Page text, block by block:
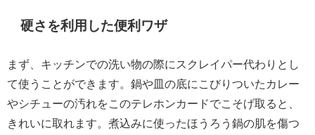
硬さを利用した便利ワザ
まず、キッチンでの洗い物の際にスクレイパー代わりとし
て使うことができます。鍋や皿の底にこびりついたカレー
やシチューの汚れをこのテレホンカードでこそげ取ると、
きれいに取れます。煮込みに使ったほうろう鍋の肌を傷つ